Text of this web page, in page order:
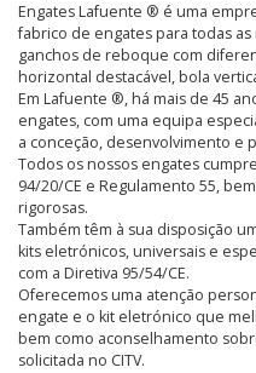
Engates Lafuente ® é uma
fabrico de engates para todas
ganchos de reboque com
horizontal destacável, bola
Em Lafuente ®, há mais de 45
engates, com uma equipa
a conceção, desenvolvimento e
Todos os nossos engates
94/20/CE e Regulamento 55,
rigorosas.
Também têm à sua disposição
kits eletrónicos, universais e
com a Diretiva 95/54/CE.
Oferecemos uma atenção
engate e o kit eletrónico que
bem como aconselhamento
solicitada no CITV.